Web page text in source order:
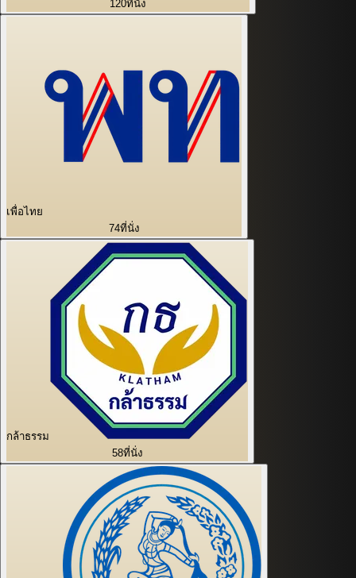
120ที่นั่ง
เพื่อไทย
74ที่นั่ง
กล้าธรรม
58ที่นั่ง